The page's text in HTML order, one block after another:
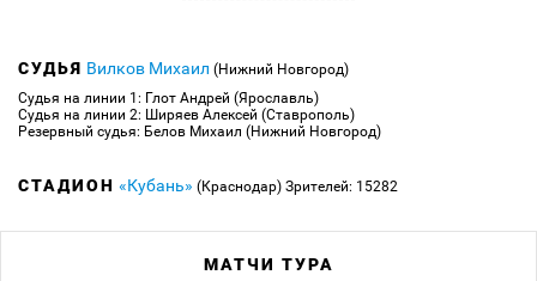
СУДЬЯ Вилков Михаил (Нижний Новгород)
Судья на линии 1: Глот Андрей (Ярославль)
Судья на линии 2: Ширяев Алексей (Ставрополь)
Резервный судья: Белов Михаил (Нижний Новгород)
СТАДИОН «Кубань» (Краснодар) Зрителей: 15282
МАТЧИ ТУРА